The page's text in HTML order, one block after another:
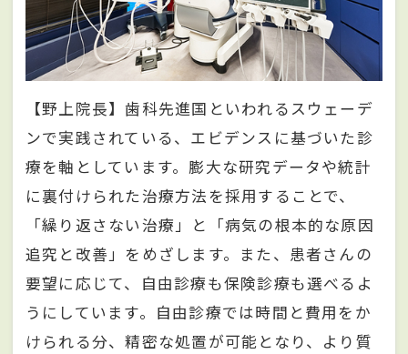
【野上院長】歯科先進国といわれるスウェーデ
ンで実践されている、エビデンスに基づいた診
療を軸としています。膨大な研究データや統計
に裏付けられた治療方法を採用することで、
「繰り返さない治療」と「病気の根本的な原因
追究と改善」をめざします。また、患者さんの
要望に応じて、自由診療も保険診療も選べるよ
うにしています。自由診療では時間と費用をか
けられる分、精密な処置が可能となり、より質